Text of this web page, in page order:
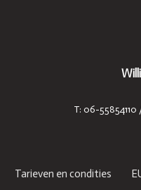
T: 06-55854110
Tarieven en condities